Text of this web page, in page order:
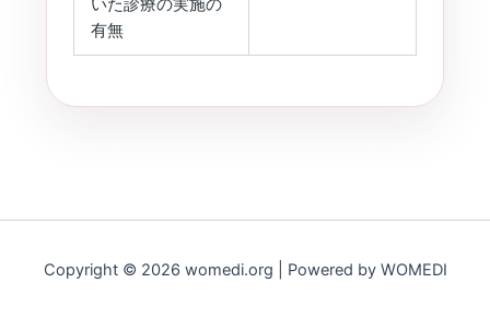
いた診療の実施の
有無
Copyright © 2026 womedi.org | Powered by WOMEDI